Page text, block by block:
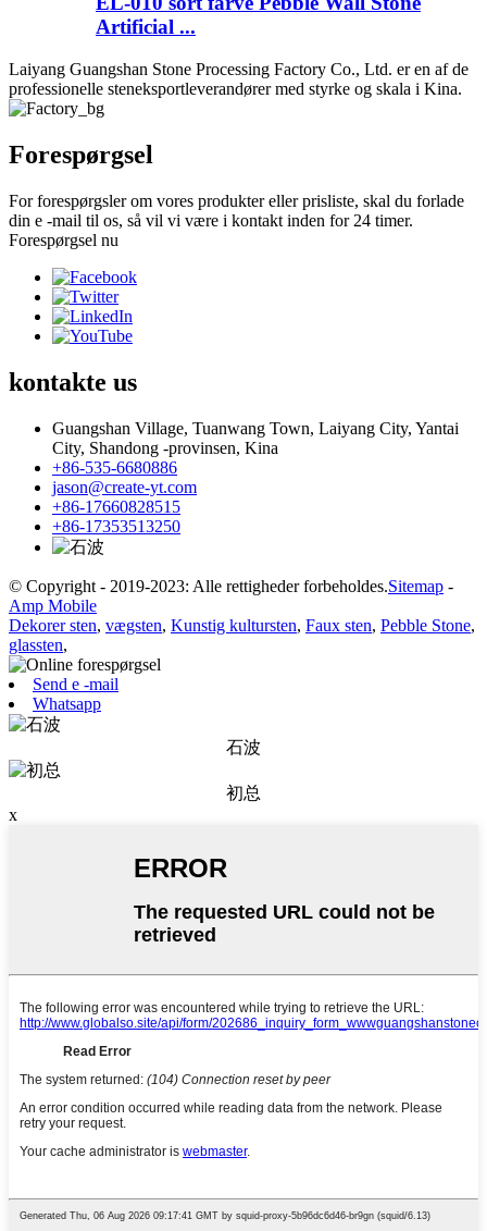
Artificial ...
Laiyang Guangshan Stone Processing Factory Co., Ltd. er en af ​​de
professionelle steneksportleverandører med styrke og skala i Kina.
Forespørgsel
For forespørgsler om vores produkter eller prisliste, skal du forlade
din e -mail til os, så vil vi være i kontakt inden for 24 timer.
Forespørgsel nu
kontakte us
Guangshan Village, Tuanwang Town, Laiyang City, Yantai
City, Shandong -provinsen, Kina
+86-535-6680886
jason@create-yt.com
+86-17660828515
+86-17353513250
© Copyright - 2019-2023: Alle rettigheder forbeholdes.Sitemap -
Amp Mobile
Dekorer sten, vægsten, Kunstig kultursten, Faux sten, Pebble Stone,
glassten,
Send e -mail
Whatsapp
石波
初总
x